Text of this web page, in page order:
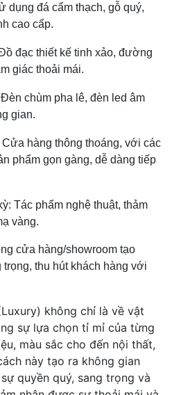
dụng đá cẩm thạch, gỗ quý,
cao cấp.
đạc thiết kế tinh xảo, đường
giác thoải mái.
chùm pha lê, đèn led âm
gian.
hàng thông thoáng, với các
phẩm gọn gàng, dễ dàng tiếp
Tác phẩm nghệ thuật, thảm
vàng.
cửa hàng/showroom tạo
thu hút khách hàng với
không chỉ là về vật
sự lựa chọn tỉ mỉ của từng
màu sắc cho đến nội thất,
này tạo ra không gian
quyền quý, sang trọng và